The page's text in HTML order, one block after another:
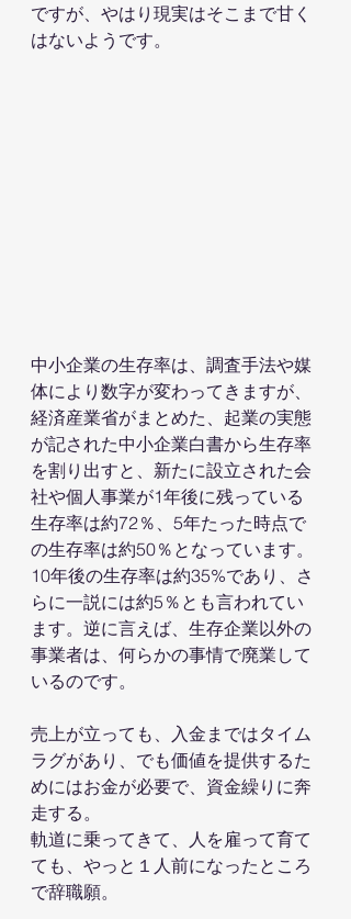
ですが、やはり現実はそこまで甘く
はないようです。
中小企業の生存率は、調査手法や媒
体により数字が変わってきますが、
経済産業省がまとめた、起業の実態
が記された中小企業白書から生存率
を割り出すと、新たに設立された会
社や個人事業が1年後に残っている
生存率は約72％、5年たった時点で
の生存率は約50％となっています。
10年後の生存率は約35%であり、さ
らに一説には約5％とも言われてい
ます。逆に言えば、生存企業以外の
事業者は、何らかの事情で廃業して
いるのです。
売上が立っても、入金まではタイム
ラグがあり、でも価値を提供するた
めにはお金が必要で、資金繰りに奔
走する。
軌道に乗ってきて、人を雇って育て
ても、やっと１人前になったところ
で辞職願。